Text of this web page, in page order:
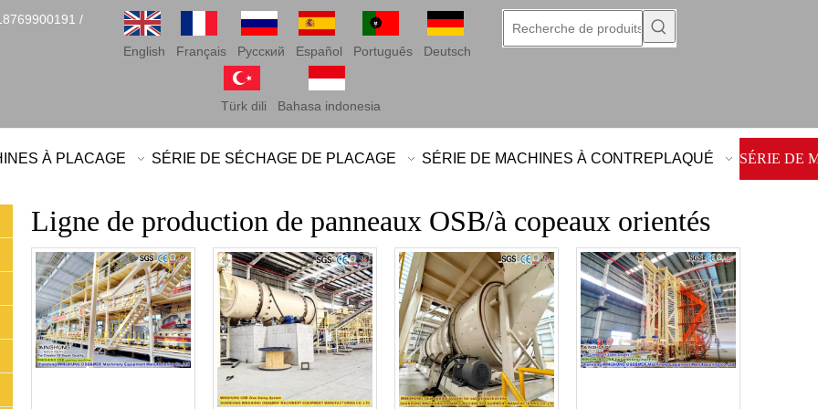
/
English
Français Pусский Español Português Deutsch
Türk dili Bahasa indonesia
À PLACAGE SÉRIE DE SÉCHAGE DE PLACAGE SÉRIE DE MACHINES À CONTREPLAQUÉ SÉRIE DE
Ligne de production de panneaux OSB/à copeaux orientés